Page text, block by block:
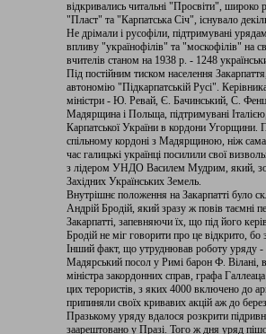
відкривались читальні "Просвіти", широко
"Пласт" та "Карпатська Січ", існувало
Не дрімали і русофіли, підтримувані
впливу "українофілів" та "москофілів" на
вчителів станом на 1938 р. - 1248
Під постійним тиском населення
автономію "Підкарпатській Русі".
міністри - Ю. Ревай, Є. Бачинський, С.
Мадярщина і Польща, підтримувані
Карпатської України в кордони Угорщини.
спільному кордоні з Мадярщиною, ніж
час галицькі українці посилили свої
з лідером УНДО Василем Мудрим, який,
Західних Українських Земель.
Внутрішнє положення на Закарпатті було
Андрій Бродій, який зразу ж повів таємні
Закарпатті, запевняючи їх, що під його
Бродій не міг говорити про це відкрито,
Інший факт, що утруднював роботу уряду -
Мадярський посол у Римі барон Ф. Вілані,
міністра закордонних справ, графа
цих терористів, з яких 4000 включено до
припиняли своїх кривавих акцій аж до
Празькому уряду вдалося розкрити
заарештовано у Празі. Того ж дня уряд